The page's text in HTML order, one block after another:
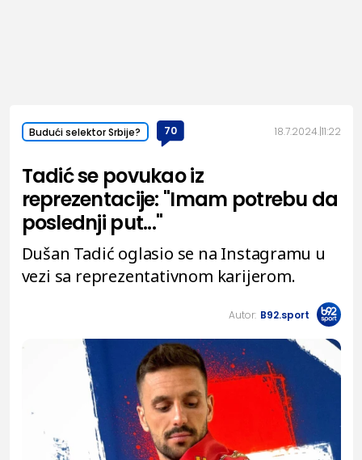
Budući selektor Srbije? 70 18.7.2024. 11:22
Tadić se povukao iz
reprezentacije: "Imam potrebu da
poslednji put..."
Dušan Tadić oglasio se na Instagramu u
vezi sa reprezentativnom karijerom.
Autor: B92.sport